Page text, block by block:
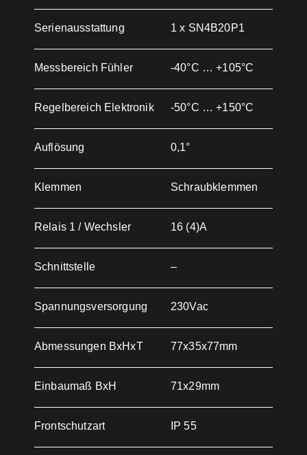
Serienausstattung 1 x SN4B20P1
Messbereich Fühler -40°C … +105°C
Regelbereich Elektronik -50°C … +150°C
Auflösung 0,1°
Klemmen Schraubklemmen
Relais 1 / Wechsler 16 (4)A
Schnittstelle –
Spannungsversorgung 230Vac
Abmessungen BxHxT 77x35x77mm
Einbaumaß BxH 71x29mm
Frontschutzart IP 55